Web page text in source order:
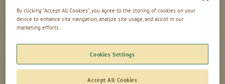
In den Warenkorb
Produktinformation
By clicking “Accept All Cookies”, you agree to the storing of cookies on your
device to enhance site navigation, analyze site usage, and assist in our
marketing efforts.
Cookies Settings
Accept All Cookies